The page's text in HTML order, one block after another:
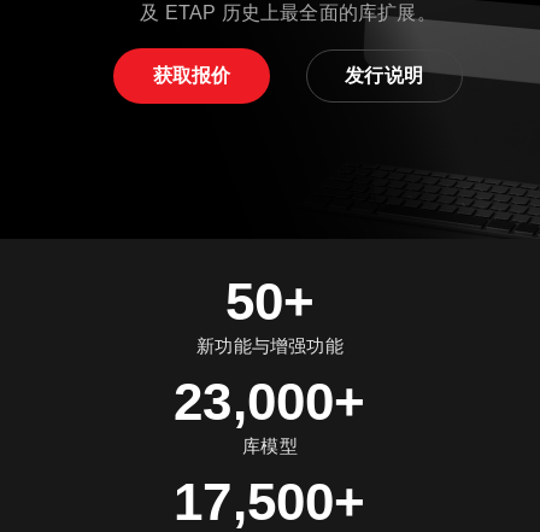
及 ETAP 历史上最全面的库扩展。
获取报价 发行说明
50+
新功能与增强功能
23,000+
库模型
17,500+